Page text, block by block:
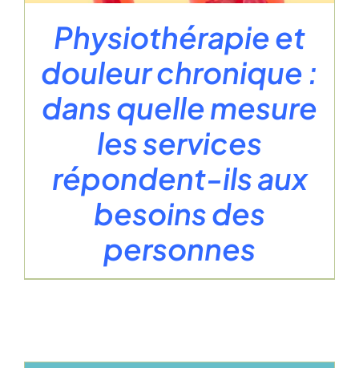
Physiothérapie et
douleur chronique :
dans quelle mesure
les services
répondent-ils aux
besoins des
personnes